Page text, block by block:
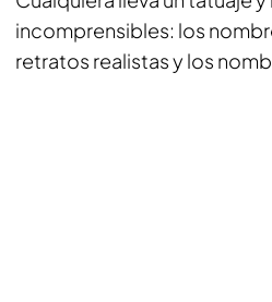
incomprensibles: los
retratos realistas y los